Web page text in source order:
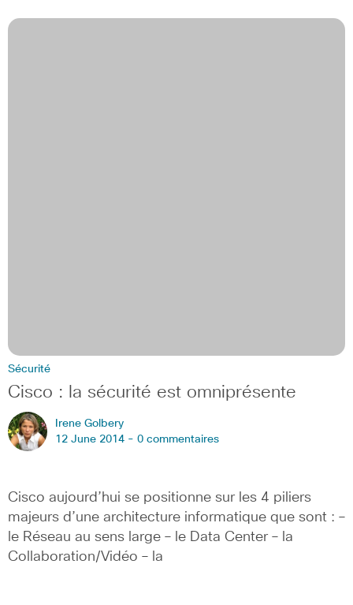
Sécurité
Cisco : la sécurité est omniprésente
Irene Golbery
12 June 2014 - 0 commentaires
Cisco aujourd’hui se positionne sur les 4 piliers
majeurs d’une architecture informatique que sont : –
le Réseau au sens large – le Data Center – la
Collaboration/Vidéo – la